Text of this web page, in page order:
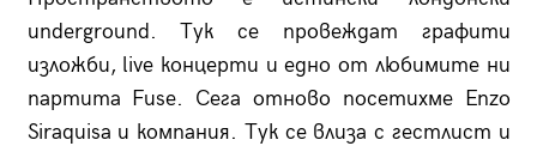
underground. Тук се провеждат графити
изложби, live концерти и едно от любимите ни
партита Fuse. Сега отново посетихме Enzo
Siraquisa и компания. Тук се влиза с гест­лист и